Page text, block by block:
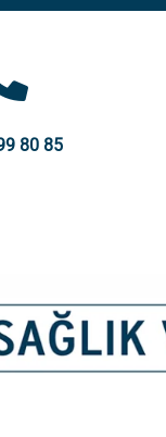
80 85